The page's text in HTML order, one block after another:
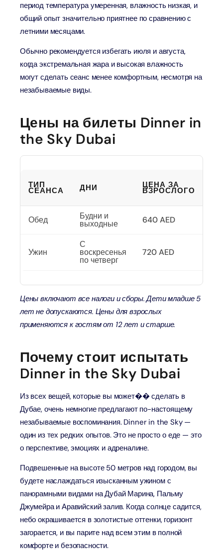
период температура умеренная, влажность низкая, и
общий опыт значительно приятнее по сравнению с
летними месяцами.
Обычно рекомендуется избегать июля и августа,
когда экстремальная жара и высокая влажность
могут сделать сеанс менее комфортным, несмотря на
незабываемые виды.
Цены на билеты Dinner in
the Sky Dubai
ТИП
СЕАНСА ДНИ ЦЕНА ЗА
ВЗРОСЛОГО
Обед Будни и
выходные 640 AED
Ужин
С
воскресенья
по четверг
720 AED
Цены включают все налоги и сборы. Дети младше 5
лет не допускаются. Цены для взрослых
применяются к гостям от 12 лет и старше.
Почему стоит испытать
Dinner in the Sky Dubai
Из всех вещей, которые вы может�� сделать в
Дубае, очень немногие предлагают по-настоящему
незабываемые воспоминания. Dinner in the Sky —
один из тех редких опытов. Это не просто о еде — это
о перспективе, эмоциях и адреналине.
Подвешенные на высоте 50 метров над городом, вы
будете наслаждаться изысканным ужином с
панорамными видами на Дубай Марина, Пальму
Джумейра и Аравийский залив. Когда солнце садится,
небо окрашивается в золотистые оттенки, горизонт
загорается, и вы парите над всем этим в полной
комфорте и безопасности.